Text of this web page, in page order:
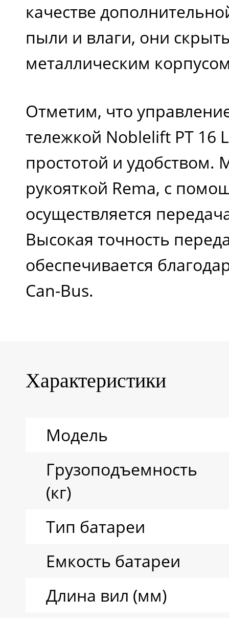
качестве
пыли и влаги, они
металлическим
Отметим, что
тележкой Noblelift PT 16
простотой и
рукояткой Rema, с
осуществляется
Высокая точность
обеспечивается
Can-Bus.
Характеристики
Модель
Грузоподъемность
(кг)
Тип батареи
Емкость батареи
Длина вил (мм)